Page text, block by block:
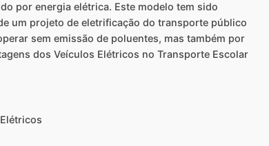
por energia elétrica. Este modelo tem sido
um projeto de eletrificação do transporte público
sem emissão de poluentes, mas também por
dos Veículos Elétricos no Transporte Escolar